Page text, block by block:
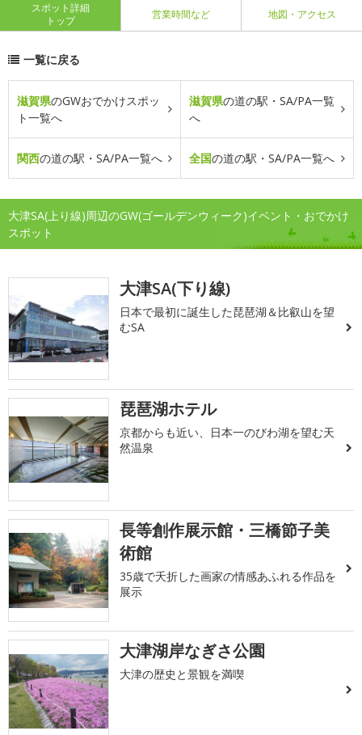
スポット詳細
トップ
営業時間など 地図・アクセス
一覧に戻る
滋賀県のGWおでかけスポッ
ト一覧へ
滋賀県の道の駅・SA/PA一覧
へ
関西の道の駅・SA/PA一覧へ 全国の道の駅・SA/PA一覧へ
大津SA(上り線)周辺のGW(ゴールデンウィーク)イベント・おでかけ
スポット
大津SA(下り線)
日本で最初に誕生した琵琶湖＆比叡山を望
むSA
琵琶湖ホテル
京都からも近い、日本一のびわ湖を望む天
然温泉
長等創作展示館・三橋節子美
術館
35歳で夭折した画家の情感あふれる作品を
展示
大津湖岸なぎさ公園
大津の歴史と景観を満喫